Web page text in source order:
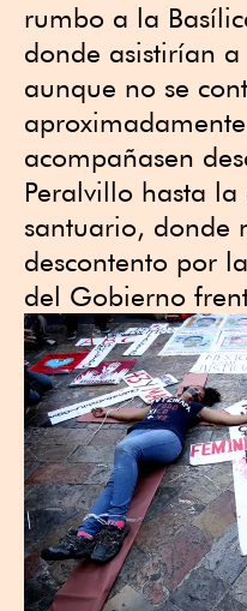
rumbo a la
donde asistirían
aunque no se
acompañasen
Peralvillo hasta
santuario, donde
descontento por
del Gobierno